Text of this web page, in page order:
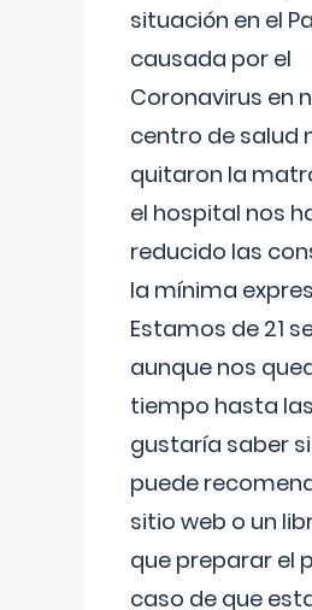
situación en el
causada por el
Coronavirus en
centro de salud
quitaron la
el hospital nos
reducido las
la mínima
Estamos de 21
aunque nos
tiempo hasta
gustaría saber
puede
sitio web o un
que preparar el
caso de que